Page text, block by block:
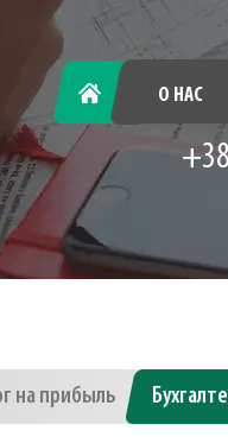
ГЛАВНАЯ О НАС
на прибыль